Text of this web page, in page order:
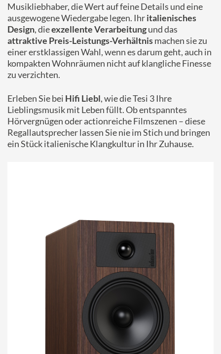
Musikliebhaber, die Wert auf feine Details und eine
ausgewogene Wiedergabe legen. Ihritalienisches
Design, dieexzellente Verarbeitungund das
attraktive Preis-Leistungs-Verhältnismachen sie zu
einer erstklassigen Wahl, wenn es darum geht, auch in
kompakten Wohnräumen nicht auf klangliche Finesse
zu verzichten.
Erleben Sie bei Hifi Liebl, wie die Tesi 3 Ihre
Lieblingsmusik mit Leben füllt. Ob entspanntes
Hörvergnügen oder actionreiche Filmszenen – diese
Regallautsprecher lassen Sie nie im Stich und bringen
ein Stück italienische Klangkultur in Ihr Zuhause.